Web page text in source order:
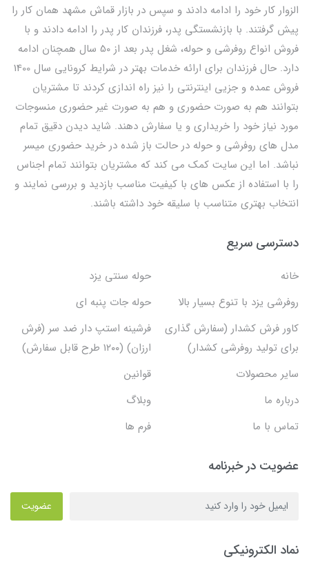
الزوار کار خود را ادامه دادند و سپس در بازار قماش مشهد همان کار را
پیش گرفتند. با بازنشستگی پدر، فرزندان کار پدر را ادامه دادند و با
فروش انواع روفرشی و حوله، شغل پدر بعد از 50 سال همچنان ادامه
دارد. حال فرزندان برای ارائه خدمات بهتر در شرایط کرونایی سال 1400
فروش عمده و جزیی اینترنتی را نیز راه اندازی کردند تا مشتریان
بتوانند هم به صورت حضوری و هم به صورت غیر حضوری منسوجات
مورد نیاز خود را خریداری و یا سفارش دهند. شاید دیدن دقیق تمام
مدل های روفرشی و حوله در حالت باز شده در خرید حضوری میسر
نباشد. اما این سایت کمک می کند که مشتریان بتوانند تمام اجناس
را با استفاده از عکس های با کیفیت مناسب بازدید و بررسی نمایند و
انتخاب بهتری متناسب با سلیقه خود داشته باشند.
دسترسی سریع
خانه
حوله سنتی یزد
روفرشی یزد با تنوع بسیار بالا
حوله جات پنبه ای
کاور فرش کشدار (سفارش گذاری
برای تولید روفرشی کشدار)
فرشینه استپ دار ضد سر (فرش
ارزان) (۱۲۰۰ طرح قابل سفارش)
سایر محصولات
قوانین
درباره ما
وبلاگ
تماس با ما
فرم ها
عضویت در خبرنامه
عضویت
نماد الکترونیکی